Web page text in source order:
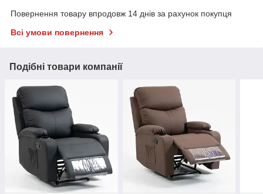
Повернення товару впродовж 14 днів за рахунок покупця
Всі умови повернення
Подібні товари компанії